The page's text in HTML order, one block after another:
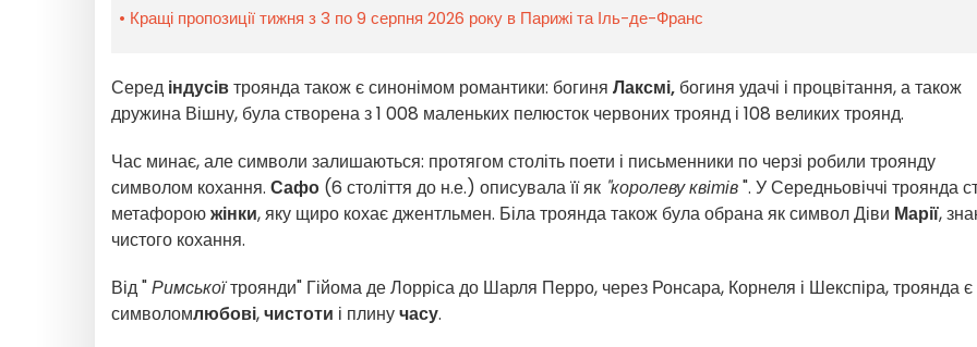
Кращі пропозиції тижня з 3 по 9 серпня 2026 року в Парижі та Іль-де-Франс
Серед індусівтроянда також є синонімом романтики: богиня Лаксмі, богиня удачі і процвітання, а також
дружина Вішну, була створена з 1 008 маленьких пелюсток червоних троянд і 108 великих троянд.
Час минає, але символи залишаються: протягом століть поети і письменники по черзі робили троянду
символом кохання. Сафо (6 століття до н.е.) описувала її як "королеву квітів". У Середньовіччі троянда
метафороюжінки, яку щиро кохає джентльмен. Біла троянда також була обрана як символ Діви Марії,
чистого кохання.
Від "Римськоїтроянди" Гійома де Лорріса до Шарля Перро, через Ронсара, Корнеля і Шекспіра, троянда є
символомлюбові,чистоти і плинучасу.